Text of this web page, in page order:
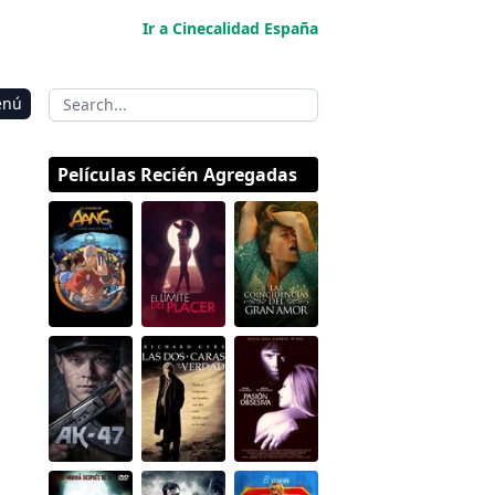
Ir a Cinecalidad España
Películas Recién Agregadas